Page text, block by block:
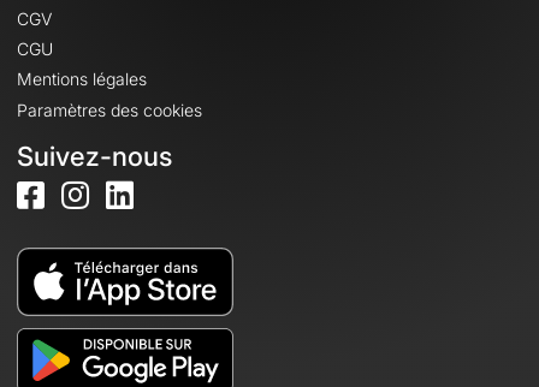
CGV
CGU
Mentions légales
Paramètres des cookies
Suivez-nous